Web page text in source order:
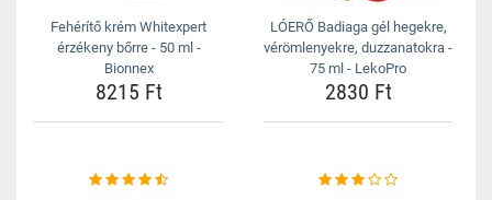
Fehérítő krém Whitexpert
érzékeny bőrre - 50 ml -
Bionnex
8215 Ft
LÓERŐ Badiaga gél hegekre,
vérömlenyekre, duzzanatokra -
75 ml - LekoPro
2830 Ft